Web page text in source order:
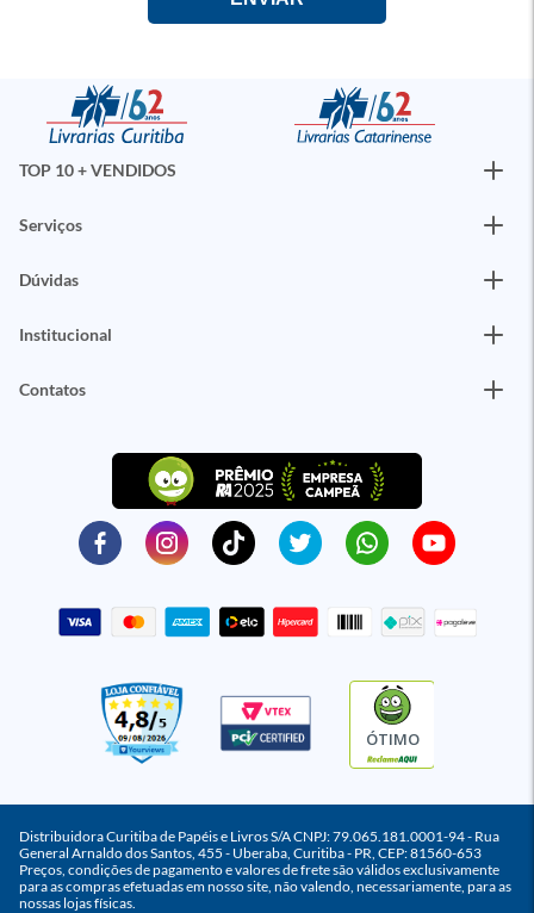
TOP 10 + VENDIDOS
Serviços
Dúvidas
Institucional
Contatos
ÓTIMO
Distribuidora Curitiba de Papéis e Livros S/A CNPJ: 79.065.181.0001-94 - Rua
General Arnaldo dos Santos, 455 - Uberaba, Curitiba - PR, CEP: 81560-653
Preços, condições de pagamento e valores de frete são válidos exclusivamente
para as compras efetuadas em nosso site, não valendo, necessariamente, para as
nossas lojas físicas.